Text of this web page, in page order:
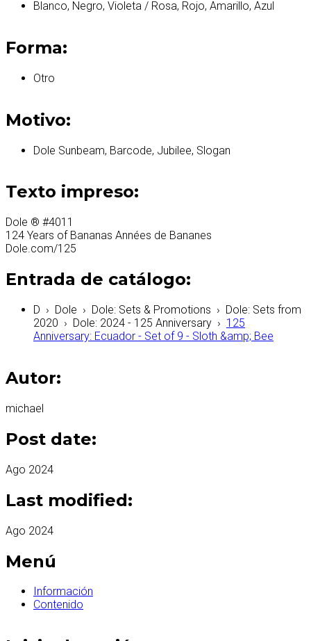
Blanco, Negro, Violeta / Rosa, Rojo, Amarillo, Azul
Forma:
Otro
Motivo:
Dole Sunbeam, Barcode, Jubilee, Slogan
Texto impreso:
Dole ® #4011
124 Years of Bananas Années de Bananes
Dole.com/125
Entrada de catálogo:
D › Dole › Dole: Sets & Promotions › Dole: Sets from
2020 › Dole: 2024 - 125 Anniversary › 125
Anniversary: Ecuador - Set of 9 - Sloth &amp; Bee
Autor:
michael
Post date:
Ago 2024
Last modified:
Ago 2024
Menú
Información
Contenido